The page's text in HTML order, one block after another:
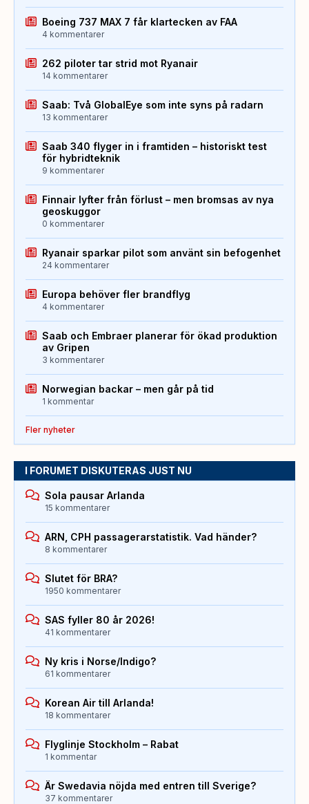
Boeing 737 MAX 7 får klartecken av FAA
4 kommentarer
262 piloter tar strid mot Ryanair
14 kommentarer
Saab: Två GlobalEye som inte syns på radarn
13 kommentarer
Saab 340 flyger in i framtiden – historiskt test
för hybridteknik
9 kommentarer
Finnair lyfter från förlust – men bromsas av nya
geoskuggor
0 kommentarer
Ryanair sparkar pilot som använt sin befogenhet
24 kommentarer
Europa behöver fler brandflyg
4 kommentarer
Saab och Embraer planerar för ökad produktion
av Gripen
3 kommentarer
Norwegian backar – men går på tid
1 kommentar
Fler nyheter
I FORUMET DISKUTERAS JUST NU
Sola pausar Arlanda
15 kommentarer
ARN, CPH passagerarstatistik. Vad händer?
8 kommentarer
Slutet för BRA?
1950 kommentarer
SAS fyller 80 år 2026!
41 kommentarer
Ny kris i Norse/Indigo?
61 kommentarer
Korean Air till Arlanda!
18 kommentarer
Flyglinje Stockholm – Rabat
1 kommentar
Är Swedavia nöjda med entren till Sverige?
37 kommentarer